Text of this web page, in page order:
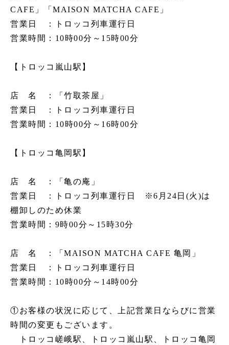
周辺観光スポット
周辺観光スポット一覧
嵯峨エリア
保津峡エリア
亀岡エリア
CAFE」「MAISON MATCHA CAFE」
営業日 ：トロッコ列車運行日
営業時間：10時00分～15時00分
【トロッコ嵐山駅】
店 名 ：「竹取茶屋」
営業日 ：トロッコ列車運行日
営業時間：10時00分～16時00分
【トロッコ亀岡駅】
店 名 ：「亀の庵」
営業日 ：トロッコ列車運行日 ※6月24日(火)は
棚卸しのため休業
営業時間：9時00分～15時30分
店 名 ：「 MAISON MATCHA CAFE 亀岡 」
営業日 ：トロッコ列車運行日
営業時間：10時00分～14時00分
①お客様の状況に応じて、上記営業日ならびに営業
時間の変更もございます。
トロッコ嵯峨駅、トロッコ嵐山駅、トロッコ亀岡